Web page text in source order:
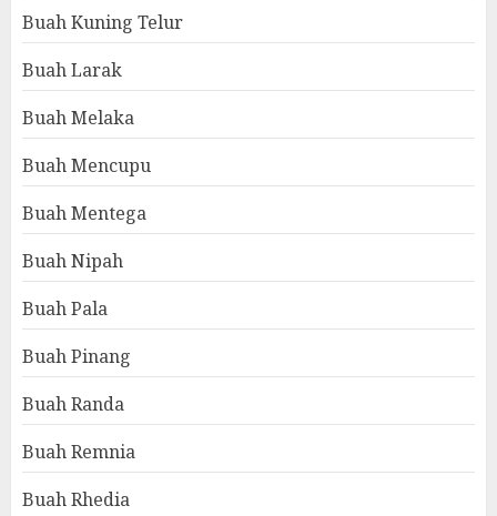
Buah Kuning Telur
Buah Larak
Buah Melaka
Buah Mencupu
Buah Mentega
Buah Nipah
Buah Pala
Buah Pinang
Buah Randa
Buah Remnia
Buah Rhedia